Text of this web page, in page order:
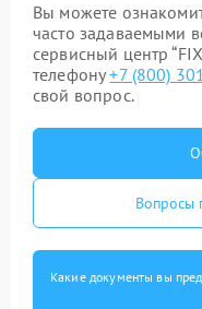
Вы можете
часто задаваемыми
сервисный центр
телефону+7 (800)
свой вопрос.
Вопросы
Какие документы вы